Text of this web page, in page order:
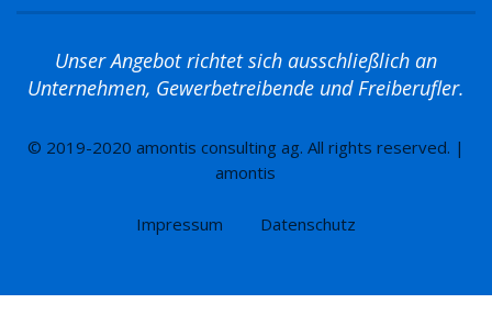
Unser Angebot richtet sich ausschließlich an
Unternehmen, Gewerbetreibende und Freiberufler.
© 2019-2020 amontis consulting ag. All rights reserved. |
amontis
Impressum Datenschutz